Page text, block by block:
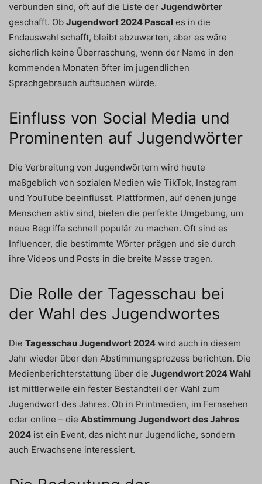
verbunden sind, oft auf die Liste der Jugendwörter
geschafft. Ob Jugendwort 2024 Pascal es in die
Endauswahl schafft, bleibt abzuwarten, aber es wäre
sicherlich keine Überraschung, wenn der Name in den
kommenden Monaten öfter im jugendlichen
Sprachgebrauch auftauchen würde.
Einfluss von Social Media und
Prominenten auf Jugendwörter
Die Verbreitung von Jugendwörtern wird heute
maßgeblich von sozialen Medien wie TikTok, Instagram
und YouTube beeinflusst. Plattformen, auf denen junge
Menschen aktiv sind, bieten die perfekte Umgebung, um
neue Begriffe schnell populär zu machen. Oft sind es
Influencer, die bestimmte Wörter prägen und sie durch
ihre Videos und Posts in die breite Masse tragen.
Die Rolle der Tagesschau bei
der Wahl des Jugendwortes
Die Tagesschau Jugendwort 2024 wird auch in diesem
Jahr wieder über den Abstimmungsprozess berichten. Die
Medienberichterstattung über die Jugendwort 2024 Wahl
ist mittlerweile ein fester Bestandteil der Wahl zum
Jugendwort des Jahres. Ob in Printmedien, im Fernsehen
oder online – die Abstimmung Jugendwort des Jahres
2024 ist ein Event, das nicht nur Jugendliche, sondern
auch Erwachsene interessiert.